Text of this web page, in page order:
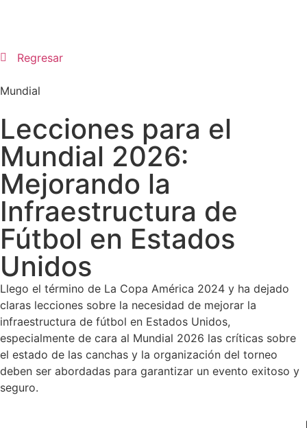
Regresar
Mundial
Lecciones para el
Mundial 2026:
Mejorando la
Infraestructura de
Fútbol en Estados
Unidos
Llego el término de La Copa América 2024 y ha dejado
claras lecciones sobre la necesidad de mejorar la
infraestructura de fútbol en Estados Unidos,
especialmente de cara al Mundial 2026 las críticas sobre
el estado de las canchas y la organización del torneo
deben ser abordadas para garantizar un evento exitoso y
seguro.